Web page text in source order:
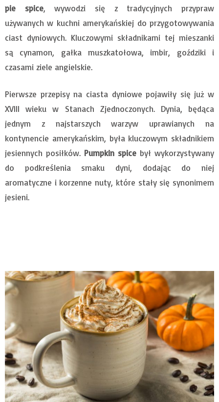
pie spice, wywodzi się z tradycyjnych przypraw
używanych w kuchni amerykańskiej do przygotowywania
ciast dyniowych. Kluczowymi składnikami tej mieszanki
są cynamon, gałka muszkatołowa, imbir, goździki i
czasami ziele angielskie.
Pierwsze przepisy na ciasta dyniowe pojawiły się już w
XVIII wieku w Stanach Zjednoczonych. Dynia, będąca
jednym z najstarszych warzyw uprawianych na
kontynencie amerykańskim, była kluczowym składnikiem
jesiennych posiłków. Pumpkin spice był wykorzystywany
do podkreślenia smaku dyni, dodając do niej
aromatyczne i korzenne nuty, które stały się synonimem
jesieni.